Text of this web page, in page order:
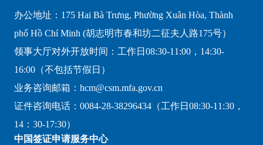
办公地址：175 Hai Bà Trưng, Phường Xuân Hòa, Thành
phố Hồ Chí Minh (胡志明市春和坊二征夫人路175号）
领事大厅对外开放时间：工作日08:30-11:00，14:30-
16:00（不包括节假日）
业务咨询邮箱：hcm@csm.mfa.gov.cn
证件咨询电话：0084-28-38296434（工作日08:30-11:30，
14：30-17:30）
中国签证申请服务中心